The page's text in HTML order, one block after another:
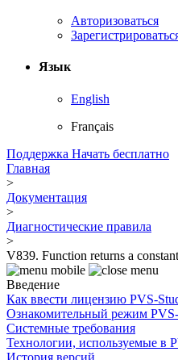
Авторизоваться
Язык
English
Français
Поддержка Начать бесплатно
Главная
>
Документация
>
Диагностические правила
>
V839. Function returns a
Введение
Как ввести лицензию PVS-
Ознакомительный режим
Системные требования
Технологии, используемые в
История версий